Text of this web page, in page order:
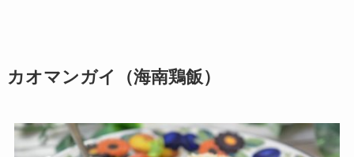
カオマンガイ（海南鶏飯）